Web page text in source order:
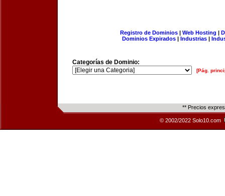
Registro de Dominios| Web Hosting |
Dominios Expirados | Industrias |
Categorías de Dominio:
[Pág.
** Precios
© 2002/2022 Solo10.com